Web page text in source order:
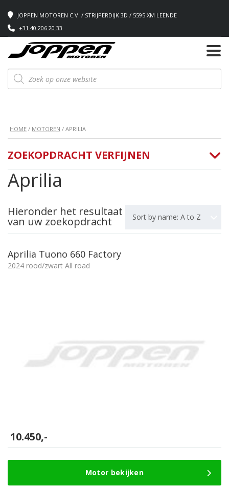
JOPPEN MOTOREN C.V. / STRIJPERDIJK 3D / 5595 XM LEENDE
+31 40 206 20 33
Producten
zoeken
HOME / MOTOREN / APRILIA
Aprilia
Hieronder het resultaat
van uw zoekopdracht Sort by name: A to Z
Aprilia Tuono 660 Factory
2024 rood/zwart All road
10.450,-
Motor bekijken
ZOEKOPDRACHT VERFIJNEN